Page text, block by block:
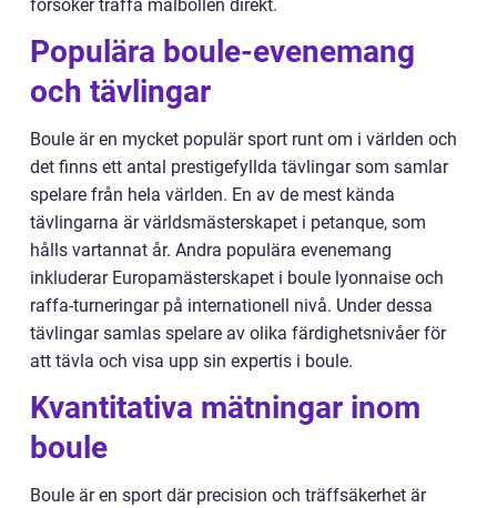
försöker träffa målbollen direkt.
Populära boule-evenemang
och tävlingar
Boule är en mycket populär sport runt om i världen och
det finns ett antal prestigefyllda tävlingar som samlar
spelare från hela världen. En av de mest kända
tävlingarna är världsmästerskapet i petanque, som
hålls vartannat år. Andra populära evenemang
inkluderar Europamästerskapet i boule lyonnaise och
raffa-turneringar på internationell nivå. Under dessa
tävlingar samlas spelare av olika färdighetsnivåer för
att tävla och visa upp sin expertis i boule.
Kvantitativa mätningar inom
boule
Boule är en sport där precision och träffsäkerhet är